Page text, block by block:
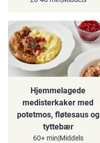
Hjemmelagede
medisterkaker med
potetmos, fløtesaus og
tyttebær
60+ min|Middels